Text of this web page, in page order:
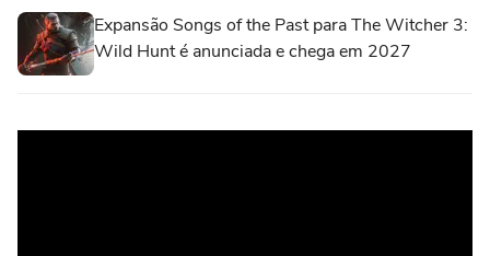
Expansão Songs of the Past para The Witcher 3:
Wild Hunt é anunciada e chega em 2027